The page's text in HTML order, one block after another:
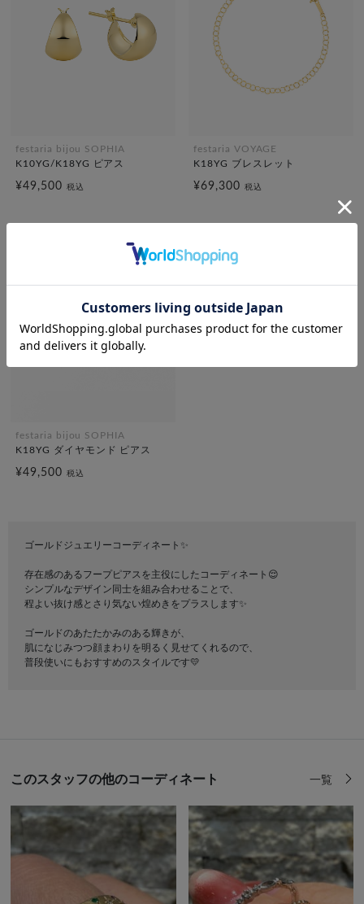
festaria bijou SOPHIA
K10YG/K18YG ピアス
¥49,500 税込
festaria VOYAGE
K18YG ブレスレット
¥69,300 税込
festaria bijou SOPHIA
K18YG ダイヤモンド ピアス
¥49,500 税込
ゴールドジュエリーコーディネート✨
存在感のあるフープピアスを主役にしたコーディネート😌
シンプルなデザイン同士を組み合わせることで、
程よい抜け感とさり気ない煌めきをプラスします✨
ゴールドのあたたかみのある輝きが、
肌になじみつつ顔まわりを明るく見せてくれるので、
普段使いにもおすすめのスタイルです💛
このスタッフの他のコーディネート 一覧